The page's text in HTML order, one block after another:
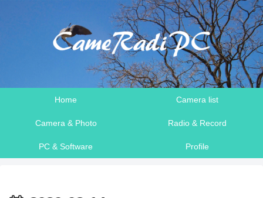
Home Camera list
Camera & Photo Radio & Record
PC & Software Profile